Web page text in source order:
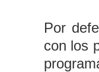
Por
con los